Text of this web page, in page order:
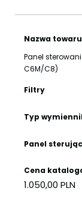
Nazwa towaru
Panel
C6M/C8)
Filtry
Typ
Panel
Cena
1.050,00 PLN